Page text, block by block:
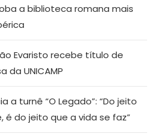
a biblioteca romana mais
Evaristo recebe título de
da UNICAMP
a turnê “O Legado”: “Do jeito
é do jeito que a vida se faz”